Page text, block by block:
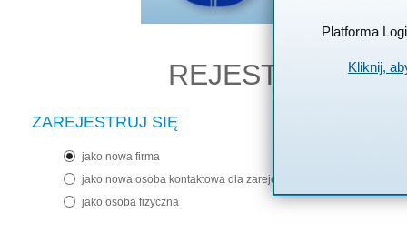
REJESTRACJAW
ZAREJESTRUJ SIĘ
jako nowa firma
jako nowa osoba kontaktowa dla zarejestrowanej firmy
jako osoba fizyczna
Platforma
Kliknij,